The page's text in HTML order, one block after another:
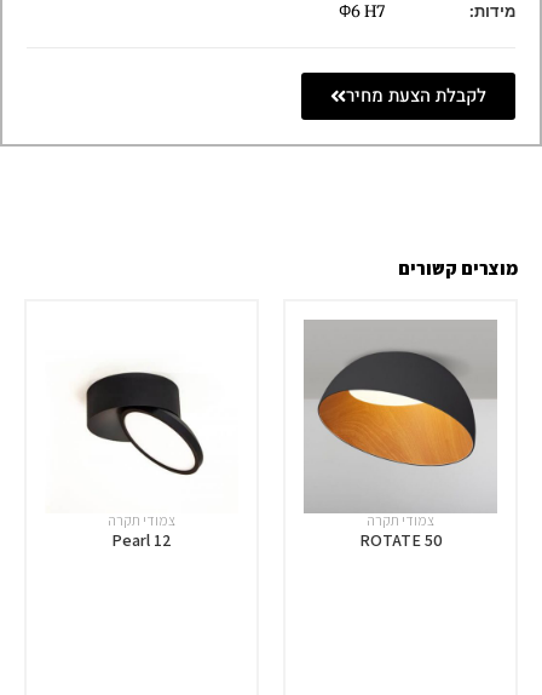
מידות:
Φ6 H7
לקבלת הצעת מחיר
מוצרים קשורים
צמודי תקרה
ROTATE 50
צמודי תקרה
Pearl 12